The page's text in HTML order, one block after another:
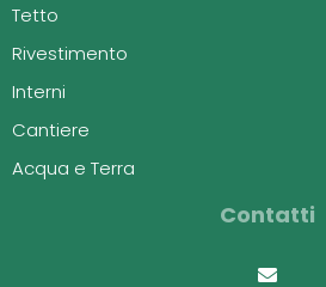
Tetto
Rivestimento
Interni
Cantiere
Acqua e Terra
Contatti